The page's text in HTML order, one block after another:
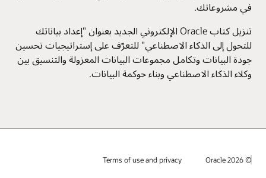
في مشروعاتك.
تنزيل كتاب Oracle الإلكتروني الجديد بعنوان "إعداد بياناتك
للتحول إلى الذكاء الاصطناعي" للتعرّف على إستراتيجيات تحسين
جودة البيانات وتكامل مجموعات البيانات المعزولة والتنسيق بين
وكلاء الذكاء الاصطناعي وبناء حوكمة البيانات.
© 2026 Oracle
Terms of use and privacy